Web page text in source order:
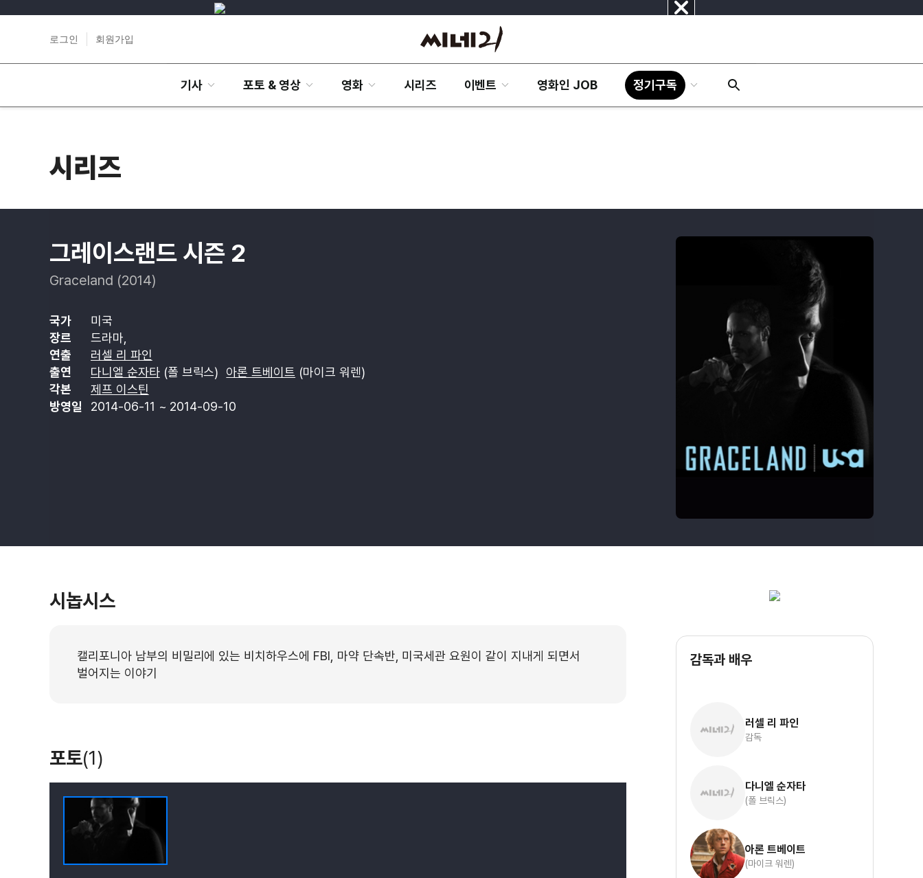
닫
로그인 회원가입
기사 포토 & 영상 영화 시리즈 이벤트 영화인 JOB 정기구독
시리즈
그레이스랜드 시즌 2
Graceland (2014)
국가
미국
장르
드라마,
연출
러셀 리 파인
출연
다니엘 순자타(폴 브릭스) 아론 트베이트 (마이크 워렌)
각본
제프 이스틴
방영일
2014-06-11 ~ 2014-09-10
시놉시스
캘리포니아 남부의 비밀리에 있는 비치하우스에 FBI, 마약 단속반, 미국세관 요원이 같이 지내게 되면서
벌어지는 이야기
포토(1)
감독과 배우
러셀 리 파인
감독
다니엘 순자타
(폴 브릭스)
아론 트베이트
(마이크 워렌)